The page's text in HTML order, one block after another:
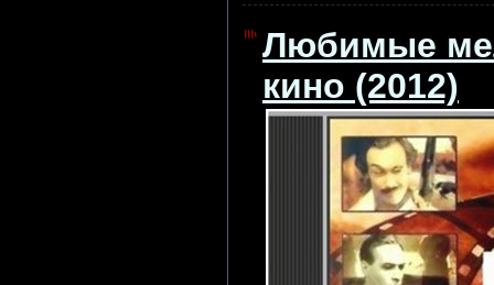
Любимые
кино (2012)